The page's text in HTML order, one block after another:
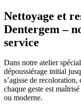
Nettoyage et
Dentergem –
service
Dans notre atelier
dépoussiérage initial
s’agisse de
chaque geste est
ou moderne.